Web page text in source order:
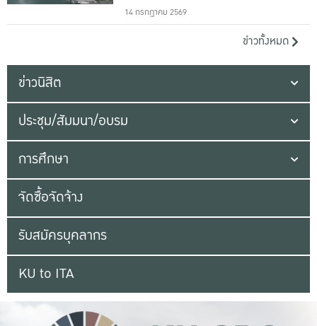
14 กรกฎาคม 2569
ข่าวทั้งหมด
ข่าวนิสิต
ประชุม/สัมมนา/อบรม
การศึกษา
จัดซื้อจัดจ้าง
รับสมัครบุคลากร
KU to ITA